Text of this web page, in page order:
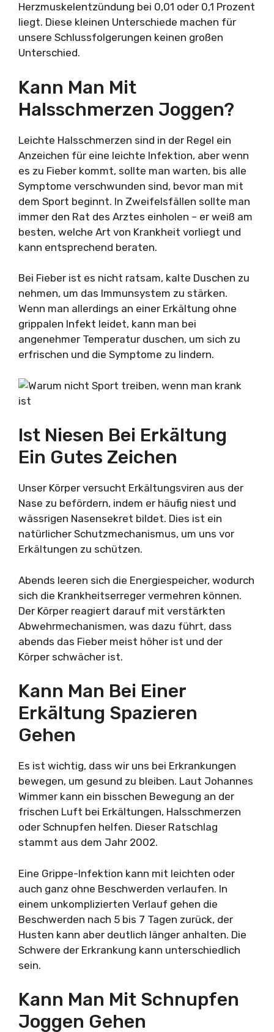
Herzmuskelentzündung bei 0,01 oder 0,1 Prozent
liegt. Diese kleinen Unterschiede machen für
unsere Schlussfolgerungen keinen großen
Unterschied.
Kann Man Mit
Halsschmerzen Joggen?
Leichte Halsschmerzen sind in der Regel ein
Anzeichen für eine leichte Infektion, aber wenn
es zu Fieber kommt, sollte man warten, bis alle
Symptome verschwunden sind, bevor man mit
dem Sport beginnt. In Zweifelsfällen sollte man
immer den Rat des Arztes einholen – er weiß am
besten, welche Art von Krankheit vorliegt und
kann entsprechend beraten.
Bei Fieber ist es nicht ratsam, kalte Duschen zu
nehmen, um das Immunsystem zu stärken.
Wenn man allerdings an einer Erkältung ohne
grippalen Infekt leidet, kann man bei
angenehmer Temperatur duschen, um sich zu
erfrischen und die Symptome zu lindern.
Ist Niesen Bei Erkältung
Ein Gutes Zeichen
Unser Körper versucht Erkältungsviren aus der
Nase zu befördern, indem er häufig niest und
wässrigen Nasensekret bildet. Dies ist ein
natürlicher Schutzmechanismus, um uns vor
Erkältungen zu schützen.
Abends leeren sich die Energiespeicher, wodurch
sich die Krankheitserreger vermehren können.
Der Körper reagiert darauf mit verstärkten
Abwehrmechanismen, was dazu führt, dass
abends das Fieber meist höher ist und der
Körper schwächer ist.
Kann Man Bei Einer
Erkältung Spazieren
Gehen
Es ist wichtig, dass wir uns bei Erkrankungen
bewegen, um gesund zu bleiben. Laut Johannes
Wimmer kann ein bisschen Bewegung an der
frischen Luft bei Erkältungen, Halsschmerzen
oder Schnupfen helfen. Dieser Ratschlag
stammt aus dem Jahr 2002.
Eine Grippe-Infektion kann mit leichten oder
auch ganz ohne Beschwerden verlaufen. In
einem unkomplizierten Verlauf gehen die
Beschwerden nach 5 bis 7 Tagen zurück, der
Husten kann aber deutlich länger anhalten. Die
Schwere der Erkrankung kann unterschiedlich
sein.
Kann Man Mit Schnupfen
Joggen Gehen